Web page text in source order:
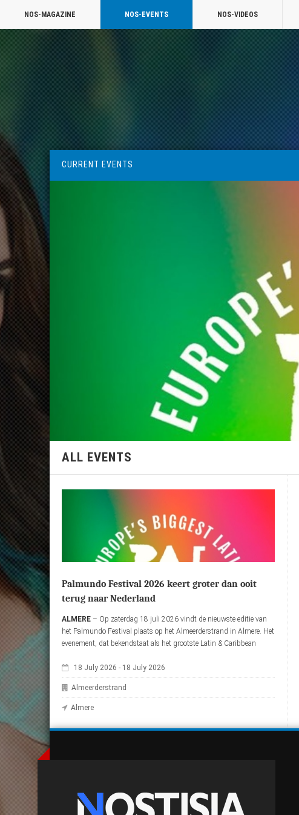
NOS-MAGAZINE NOS-EVENTS NOS-VIDEOS
CURRENT EVENTS
ALL EVENTS
Palmundo Festival 2026 keert groter dan ooit
terug naar Nederland
ALMERE – Op zaterdag 18 juli 2026 vindt de nieuwste editie van
het Palmundo Festival plaats op het Almeerderstrand in Almere. Het
evenement, dat bekendstaat als het grootste Latin & Caribbean
dag vol muziek, cultuur, dans en Caribische sfeer.
18 July 2026 - 18 July 2026
Almeerderstrand
Almere